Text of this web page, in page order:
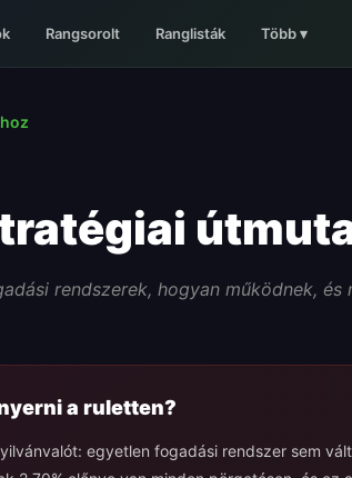
Rangsorolt Ranglisták Több▾
rendszerek, hogyan működnek,
a ruletten?
egyetlen fogadási rendszer sem